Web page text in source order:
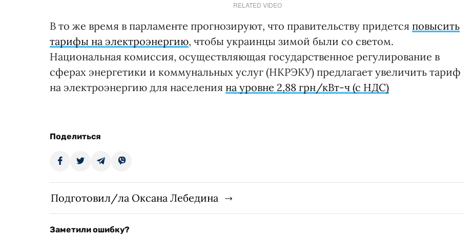
RELATED VIDEO
В то же время в парламенте прогнозируют, что правительству придется повысить
тарифы на электроэнергию, чтобы украинцы зимой были со светом.
Национальная комиссия, осуществляющая государственное регулирование в
сферах энергетики и коммунальных услуг (НКРЭКУ) предлагает увеличить тариф
на электроэнергию для населения на уровне 2,88 грн/кВт-ч (с НДС)
Поделиться
Подготовил/ла Оксана Лебедина
Заметили ошибку?